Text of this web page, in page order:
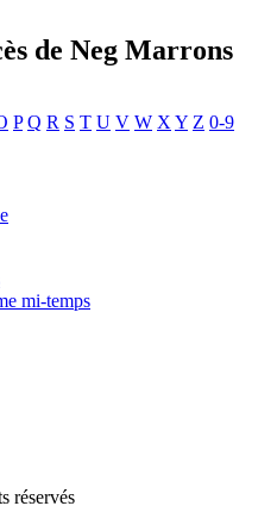
de Neg Marrons
P Q R S T U V W X Y Z 0-9
mi-temps
réservés